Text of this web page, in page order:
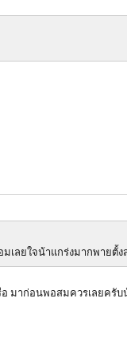
เลยใจน้าแกร่งมากพายตั้ง
ก่อนพอสมควรเลยครับน้